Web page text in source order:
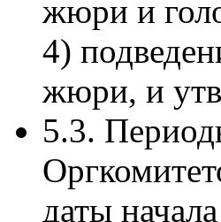
жюри и
4)
жюри, и
5.3.
даты